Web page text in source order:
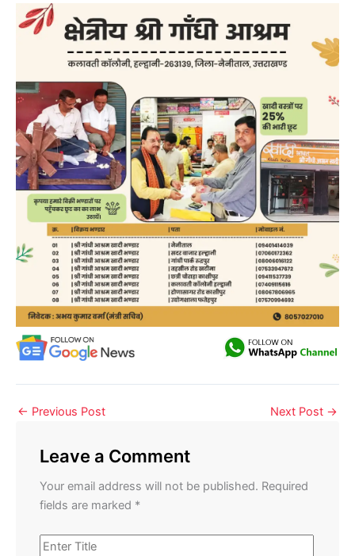
← Previous Post Next Post →
Leave a Comment
Your email address will not be published. Required
fields are marked *